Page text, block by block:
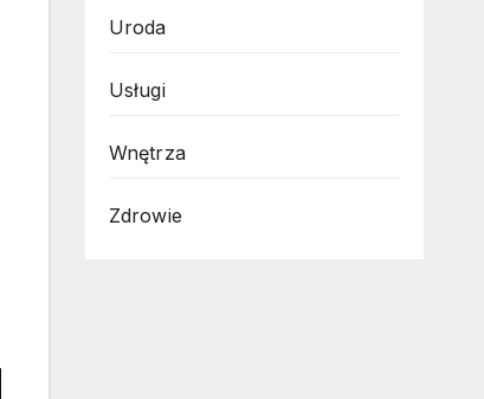
Uroda
Usługi
Wnętrza
Zdrowie